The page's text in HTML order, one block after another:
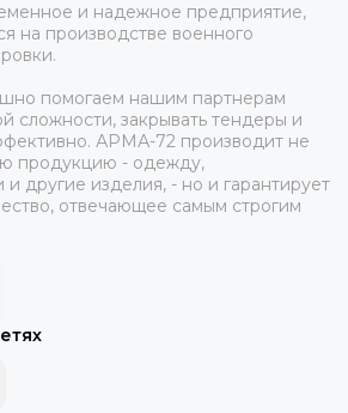
и надежное предприятие,
на производстве военного
помогаем нашим партнерам
сложности, закрывать тендеры и
АРМА-72 производит не
продукцию - одежду,
другие изделия, - но и гарантирует
отвечающее самым строгим